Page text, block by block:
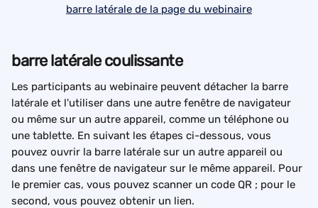
barre latérale coulissante
Les participants au webinaire peuvent détacher la barre
latérale et l'utiliser dans une autre fenêtre de navigateur
ou même sur un autre appareil, comme un téléphone ou
une tablette. En suivant les étapes ci-dessous, vous
pouvez ouvrir la barre latérale sur un autre appareil ou
dans une fenêtre de navigateur sur le même appareil. Pour
le premier cas, vous pouvez scanner un code QR ; pour le
second, vous pouvez obtenir un lien.